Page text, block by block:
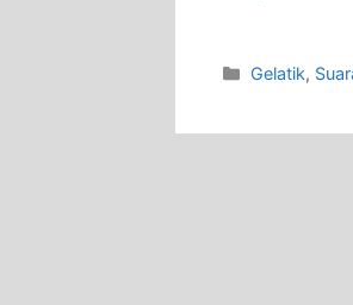
Categories
Gelatik,